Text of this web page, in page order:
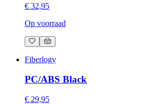
€ 32,95
Op voorraad
Fiberlogy
PC/ABS Black
€ 29,95